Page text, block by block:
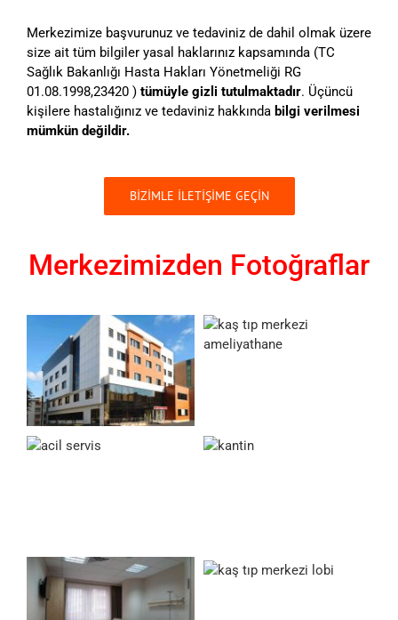
Merkezimize başvurunuz ve tedaviniz de dahil olmak üzere
size ait tüm bilgiler yasal haklarınız kapsamında (TC
Sağlık Bakanlığı Hasta Hakları Yönetmeliği RG
01.08.1998,23420 ) tümüyle gizli tutulmaktadır. Üçüncü
kişilere hastalığınız ve tedaviniz hakkında bilgi verilmesi
mümkün değildir.
BİZİMLE İLETİŞİME GEÇİN
Merkezimizden Fotoğraflar